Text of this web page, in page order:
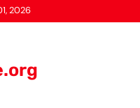
2026